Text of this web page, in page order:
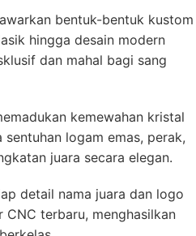
bentuk-bentuk kustom
hingga desain modern
dan mahal bagi sang
kemewahan kristal
logam emas, perak,
juara secara elegan.
detail nama juara dan logo
CNC terbaru, menghasilkan